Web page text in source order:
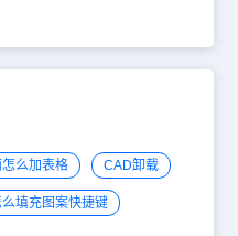
么加表格 CAD卸载
填充图案快捷键